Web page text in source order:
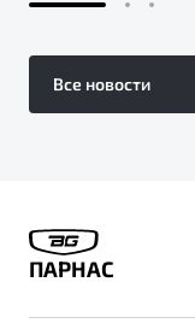
Все новости
ПАРНАС